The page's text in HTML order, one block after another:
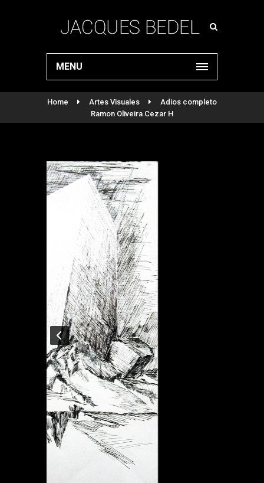
MENU
Home Artes Visuales
Adios completo
Ramon Oliveira Cezar H